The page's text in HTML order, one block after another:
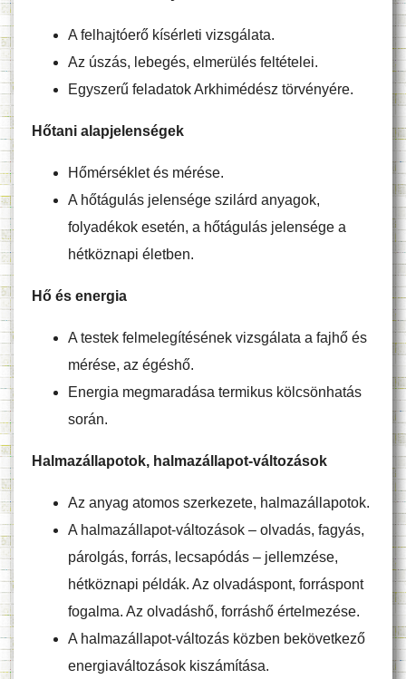
A felhajtóerő kísérleti vizsgálata.
Az úszás, lebegés, elmerülés feltételei.
Egyszerű feladatok Arkhimédész törvényére.
Hőtani alapjelenségek
Hőmérséklet és mérése.
A hőtágulás jelensége szilárd anyagok,
folyadékok esetén, a hőtágulás jelensége a
hétköznapi életben.
Hő és energia
A testek felmelegítésének vizsgálata a fajhő és
mérése, az égéshő.
Energia megmaradása termikus kölcsönhatás
során.
Halmazállapotok, halmazállapot-változások
Az anyag atomos szerkezete, halmazállapotok.
A halmazállapot-változások – olvadás, fagyás,
párolgás, forrás, lecsapódás – jellemzése,
hétköznapi példák. Az olvadáspont, forráspont
fogalma. Az olvadáshő, forráshő értelmezése.
A halmazállapot-változás közben bekövetkező
energiaváltozások kiszámítása.